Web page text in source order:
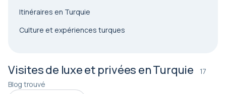
Itinéraires en Turquie
Culture et expériences turques
Visites de luxe et privées en Turquie
17
Blog trouvé